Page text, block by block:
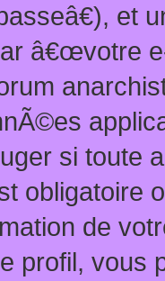
et
â€œvotre
si toute
obligatoire
de
profil,